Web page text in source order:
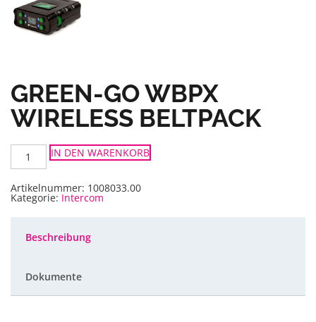
GREEN-GO WBPX
WIRELESS BELTPACK
Green-
WBPX
Beltpack
Menge
IN DEN WARENKORB
Artikelnummer: 1008033.00
Kategorie: Intercom
Beschreibung
Dokumente